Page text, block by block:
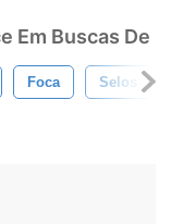
Em Buscas De
Foca Selos